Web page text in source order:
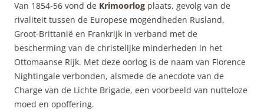
Van 1854-56 vond de Krimoorlog plaats, gevolg van de
rivaliteit tussen de Europese mogendheden Rusland,
Groot-Brittanië en Frankrijk in verband met de
bescherming van de christelijke minderheden in het
Ottomaanse Rijk. Met deze oorlog is de naam van Florence
Nightingale verbonden, alsmede de anecdote van de
Charge van de Lichte Brigade, een voorbeeld van nutteloze
moed en opoffering.